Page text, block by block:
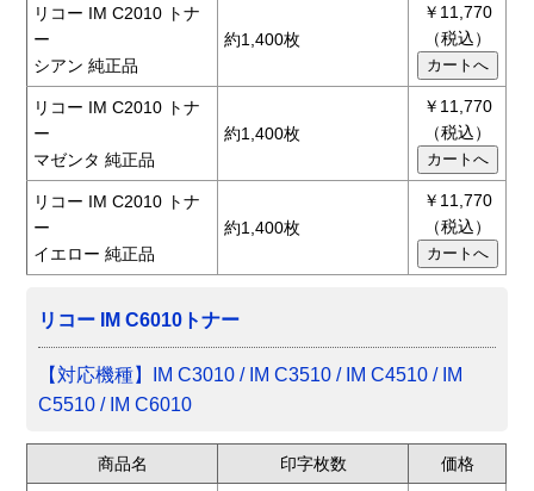
リコー IM C2010 トナ
ー
シアン 純正品
約1,400枚
￥11,770
（税込）
リコー IM C2010 トナ
ー
マゼンタ 純正品
約1,400枚
￥11,770
（税込）
リコー IM C2010 トナ
ー
イエロー 純正品
約1,400枚
￥11,770
（税込）
リコー IM C6010トナー
【対応機種】IM C3010 / IM C3510 / IM C4510 / IM
C5510 / IM C6010
商品名 印字枚数 価格